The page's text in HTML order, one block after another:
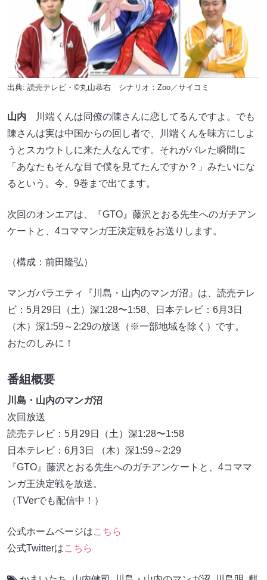
出典: 読売テレビ・©︎丸山恭右 シナリオ：Zoo／サイコミ
山内 川端くんは同僚の陳さんに恋してるんですよ。でも
陳さんは実は中国からの回し者で、川端くんを味方にしよ
うとスカウトしに来た人なんです。それがバレた瞬間に
「あなたもそんな目で僕を見てたんですか？」みたいにな
るという。今、9巻まで出てます。
次回のオンエアは、『GTO』藤沢とおる先生へのガチアン
ケートと、4コママンガ王決定戦をお送りします。
（構成：前田隆弘）
マンガバラエティ『川島・山内のマンガ沼』は、読売テレ
ビ：5月29日（土）深1:28〜1:58、日本テレビ：6月3日
（木）深1:59～2:29の放送（※一部地域を除く）です。
おたのしみに！
番組概要
川島・山内のマンガ沼
次回放送
読売テレビ：5月29日（土）深1:28〜1:58
日本テレビ：6月3日 （木）深1:59～2:29
『GTO』藤沢とおる先生へのガチアンケートと、4コママ
ンガ王決定戦を放送。
（TVerでも配信中！）
公式ホームページはこちら
公式Twitterはこちら